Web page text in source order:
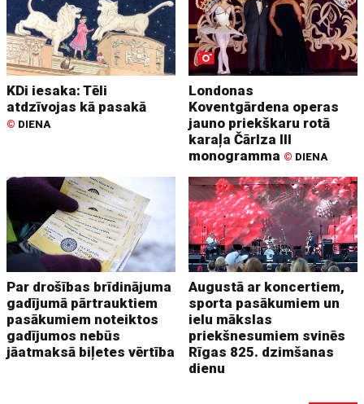
KDi iesaka: Tēli
atdzīvojas kā pasakā
© DIENA
Londonas
Koventgārdena operas
jauno priekškaru rotā
karaļa Čārlza III
monogramma © DIENA
Par drošības brīdinājuma
gadījumā pārtrauktiem
pasākumiem noteiktos
gadījumos nebūs
jāatmaksā biļetes vērtība
Augustā ar koncertiem,
sporta pasākumiem un
ielu mākslas
priekšnesumiem svinēs
Rīgas 825. dzimšanas
dienu